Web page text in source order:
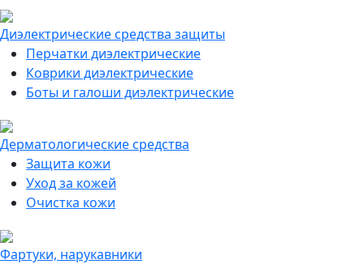
Диэлектрические средства защиты
Перчатки диэлектрические
Коврики диэлектрические
Боты и галоши диэлектрические
Дерматологические средства
Защита кожи
Уход за кожей
Очистка кожи
Фартуки, нарукавники